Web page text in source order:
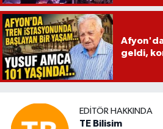
Afyon'da
geldi,
EDITÖR HAKKINDA
TE Bilisim